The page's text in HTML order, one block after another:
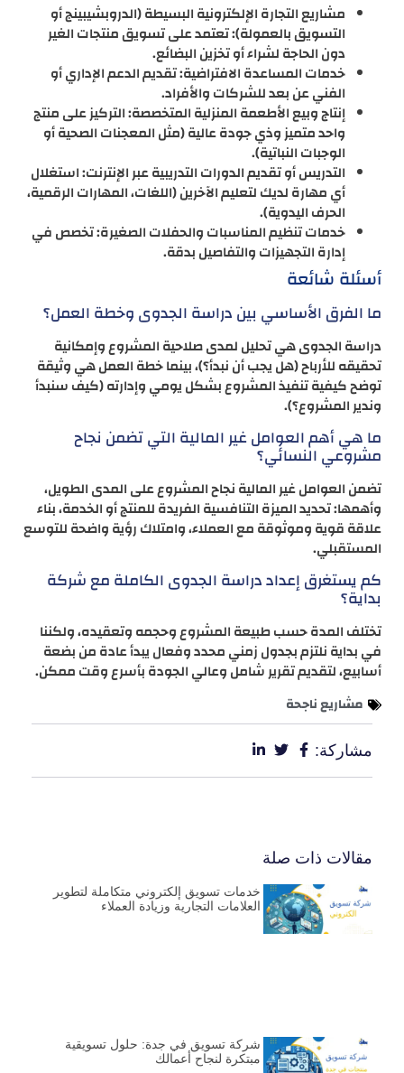
مشاريع التجارة الإلكترونية البسيطة (الدروبشيبينج أو
التسويق بالعمولة): تعتمد على تسويق منتجات الغير
دون الحاجة لشراء أو تخزين البضائع.
خدمات المساعدة الافتراضية: تقديم الدعم الإداري أو
الفني عن بعد للشركات والأفراد.
إنتاج وبيع الأطعمة المنزلية المتخصصة: التركيز على منتج
واحد متميز وذي جودة عالية (مثل المعجنات الصحية أو
الوجبات النباتية).
التدريس أو تقديم الدورات التدريبية عبر الإنترنت: استغلال
أي مهارة لديك لتعليم الآخرين (اللغات، المهارات الرقمية،
الحرف اليدوية).
خدمات تنظيم المناسبات والحفلات الصغيرة: تخصص في
إدارة التجهيزات والتفاصيل بدقة.
أسئلة شائعة
ما الفرق الأساسي بين دراسة الجدوى وخطة العمل؟
دراسة الجدوى هي تحليل لمدى صلاحية المشروع وإمكانية
تحقيقه للأرباح (هل يجب أن نبدأ؟)، بينما خطة العمل هي وثيقة
توضح كيفية تنفيذ المشروع بشكل يومي وإدارته (كيف سنبدأ
وندير المشروع؟).
ما هي أهم العوامل غير المالية التي تضمن نجاح
مشروعي النسائي؟
تضمن العوامل غير المالية نجاح المشروع على المدى الطويل،
وأهمها: تحديد الميزة التنافسية الفريدة للمنتج أو الخدمة، بناء
علاقة قوية وموثوقة مع العملاء، وامتلاك رؤية واضحة للتوسع
المستقبلي.
كم يستغرق إعداد دراسة الجدوى الكاملة مع شركة
بداية؟
تختلف المدة حسب طبيعة المشروع وحجمه وتعقيده، ولكننا
في بداية نلتزم بجدول زمني محدد وفعال يبدأ عادة من بضعة
أسابيع، لتقديم تقرير شامل وعالي الجودة بأسرع وقت ممكن.
مشاريع ناجحة
مشاركة:
مقالات ذات صلة
خدمات تسويق إلكتروني متكاملة لتطوير
العلامات التجارية وزيادة العملاء
شركة تسويق في جدة: حلول تسويقية
مبتكرة لنجاح أعمالك